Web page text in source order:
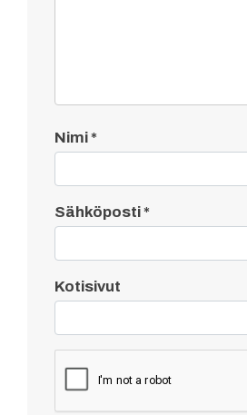
Nimi*
Sähköposti*
Kotisivut